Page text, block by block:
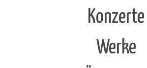
Konzerte
Werke